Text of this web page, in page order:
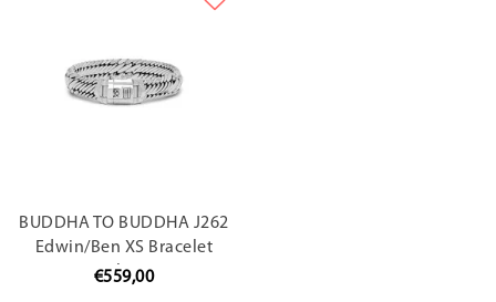
BUDDHA TO BUDDHA J262
Edwin/Ben XS Bracelet
Silver
€559,00